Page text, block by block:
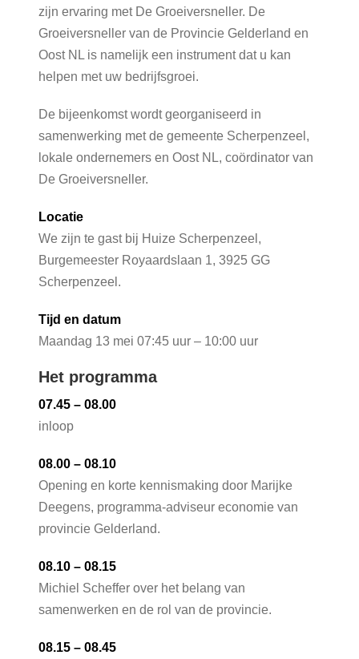
zijn ervaring met De Groeiversneller. De
Groeiversneller van de Provincie Gelderland en
Oost NL is namelijk een instrument dat u kan
helpen met uw bedrijfsgroei.
De bijeenkomst wordt georganiseerd in
samenwerking met de gemeente Scherpenzeel,
lokale ondernemers en Oost NL, coördinator van
De Groeiversneller.
Locatie
We zijn te gast bij Huize Scherpenzeel,
Burgemeester Royaardslaan 1, 3925 GG
Scherpenzeel.
Tijd en datum
Maandag 13 mei 07:45 uur – 10:00 uur
Het programma
07.45 – 08.00
inloop
08.00 – 08.10
Opening en korte kennismaking door Marijke
Deegens, programma-adviseur economie van
provincie Gelderland.
08.10 – 08.15
Michiel Scheffer over het belang van
samenwerken en de rol van de provincie.
08.15 – 08.45